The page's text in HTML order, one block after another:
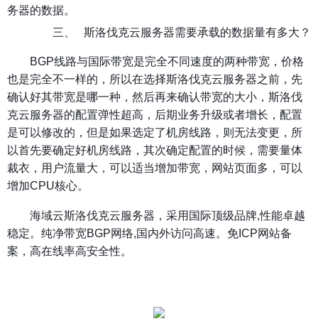
务器的数据。
三、
斯洛伐克云服务器需要承载的数据量有多大？
BGP线路与国际带宽是完全不同速度的两种带宽，价格
也是完全不一样的，所以在选择斯洛伐克云服务器之前，先
确认好其带宽是哪一种，然后再来确认带宽的大小，斯洛伐
克云服务器的配置弹性超高，后期业务升级或者增长，配置
是可以修改的，但是如果选定了机房线路，则无法变更，所
以首先要确定好机房线路，其次确定配置的时候，需要量体
裁衣，用户流量大，可以适当增加带宽，网站页面多，可以
增加CPU核心。
海域云斯洛伐克云服务器，采用国际顶级品牌,性能卓越
稳定。纯净带宽BGP网络,国内外访问高速。免ICP网站备
案，高在线率高安全性。